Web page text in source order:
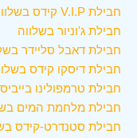
חבילת V.I.P קידס בשלווה
חבילת ג'וניור בשלווה
חבילת דאבל סליידר
חבילת דיסקו קידס
חבילת טרמפולינו
חבילת מלחמת המים
חבילת סטנדרט-קידס